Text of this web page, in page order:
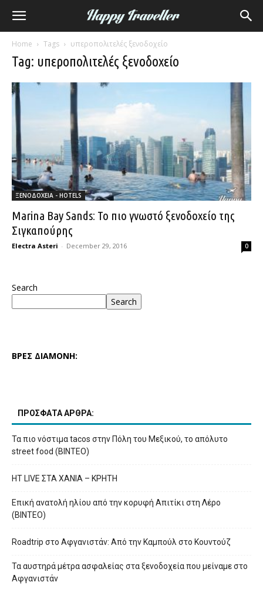
Home Tags υπεροπολιτελές ξενοδοχείο
Tag: υπεροπολιτελές ξενοδοχείο
ΞΕΝΟΔΟΧΕΙΑ - HOTELS
Marina Bay Sands: Το πιο γνωστό ξενοδοχείο της
Σιγκαπούρης
Electra Asteri - December 29, 2016 0
Search
Search
ΒΡΕΣ ΔΙΑΜΟΝΗ:
ΠΡΟΣΦΑΤΑ ΑΡΘΡΑ:
Τα πιο νόστιμα tacos στην Πόλη του Μεξικού, το απόλυτο
street food (ΒΙΝΤΕΟ)
HT LIVE ΣΤΑ ΧΑΝΙΑ – ΚΡΗΤΗ
Επική ανατολή ηλίου από την κορυφή Απιτίκι στη Λέρο
(ΒΙΝΤΕΟ)
Roadtrip στο Αφγανιστάν: Από την Καμπούλ στο Κουντούζ
Τα αυστηρά μέτρα ασφαλείας στα ξενοδοχεία που μείναμε στο
Αφγανιστάν